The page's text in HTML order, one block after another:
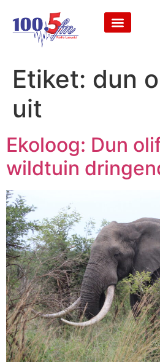
Etiket: dun
uit
Ekoloog: Dun
wildtuin